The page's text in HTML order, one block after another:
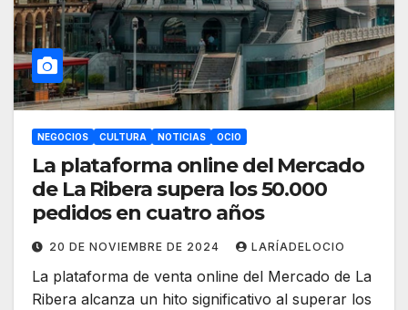
NEGOCIOS CULTURA NOTICIAS OCIO
La plataforma online del Mercado
de La Ribera supera los 50.000
pedidos en cuatro años
20 DE NOVIEMBRE DE 2024 LARÍADELOCIO
La plataforma de venta online del Mercado de La
Ribera alcanza un hito significativo al superar los